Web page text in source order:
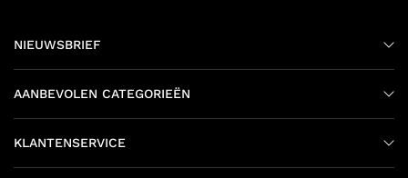
NIEUWSBRIEF
AANBEVOLEN CATEGORIEËN
KLANTENSERVICE